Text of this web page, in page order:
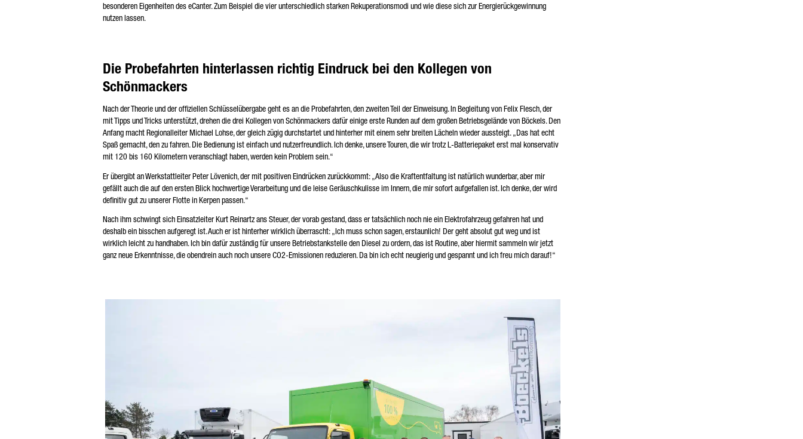
besonderen Eigenheiten des eCanter. Zum Beispiel die vier unterschiedlich starken Rekuperationsmodi und wie diese sich zur Energierückgewinnung
nutzen lassen.
Die Probefahrten hinterlassen richtig Eindruck bei den Kollegen von
Schönmackers
Nach der Theorie und der offiziellen Schlüsselübergabe geht es an die Probefahrten, den zweiten Teil der Einweisung. In Begleitung von Felix Flesch, der
mit Tipps und Tricks unterstützt, drehen die drei Kollegen von Schönmackers dafür einige erste Runden auf dem großen Betriebsgelände von Böckels. Den
Anfang macht Regionalleiter Michael Lohse, der gleich zügig durchstartet und hinterher mit einem sehr breiten Lächeln wieder aussteigt. „Das hat echt
Spaß gemacht, den zu fahren. Die Bedienung ist einfach und nutzerfreundlich. Ich denke, unsere Touren, die wir trotz L-Batteriepaket erst mal konservativ
mit 120 bis 160 Kilometern veranschlagt haben, werden kein Problem sein.“
Er übergibt an Werkstattleiter Peter Lövenich, der mit positiven Eindrücken zurückkommt: „Also die Kraftentfaltung ist natürlich wunderbar, aber mir
gefällt auch die auf den ersten Blick hochwertige Verarbeitung und die leise Geräuschkulisse im Innern, die mir sofort aufgefallen ist. Ich denke, der wird
definitiv gut zu unserer Flotte in Kerpen passen.“
Nach ihm schwingt sich Einsatzleiter Kurt Reinartz ans Steuer, der vorab gestand, dass er tatsächlich noch nie ein Elektrofahrzeug gefahren hat und
deshalb ein bisschen aufgeregt ist. Auch er ist hinterher wirklich überrascht: „Ich muss schon sagen, erstaunlich! Der geht absolut gut weg und ist
wirklich leicht zu handhaben. Ich bin dafür zuständig für unsere Betriebstankstelle den Diesel zu ordern, das ist Routine, aber hiermit sammeln wir jetzt
ganz neue Erkenntnisse, die obendrein auch noch unsere CO2-Emissionen reduzieren. Da bin ich echt neugierig und gespannt und ich freu mich darauf!“